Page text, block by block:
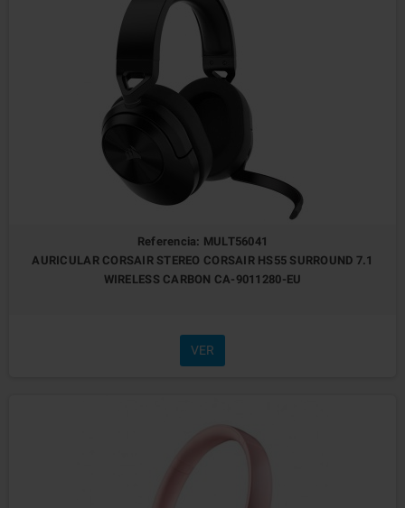
Referencia: MULT56041
AURICULAR CORSAIR STEREO CORSAIR HS55 SURROUND 7.1
WIRELESS CARBON CA-9011280-EU
VER